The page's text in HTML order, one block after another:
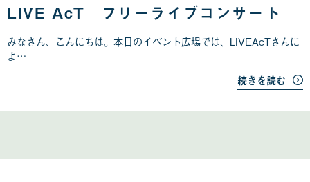
LIVE AcT フリーライブコンサート
みなさん、こんにちは。本日のイベント広場では、LIVEAcTさんに
よ…
続きを読む
月
1
日